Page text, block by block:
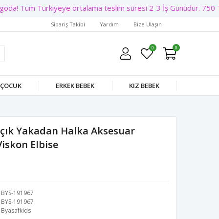
Tüm Türkiyeye ortalama teslim süresi 2-3 İş Günüdür. 750
Sipariş Takibi Yardım Bize Ulaşın
0 0
ERKEK BEBEK KIZ BEBEK
Yakadan Halka Aksesuar
Elbise
BYS-191967
BYS-191967
Byasafkids